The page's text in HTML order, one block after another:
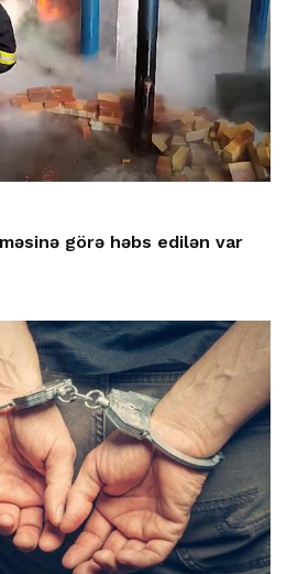
görə həbs edilən var